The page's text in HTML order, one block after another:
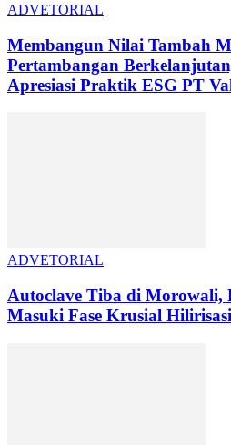
ADVETORIAL
Membangun Nilai Tambah
Pertambangan
Apresiasi Praktik ESG PT
ADVETORIAL
Autoclave Tiba di Morowali,
Masuki Fase Krusial